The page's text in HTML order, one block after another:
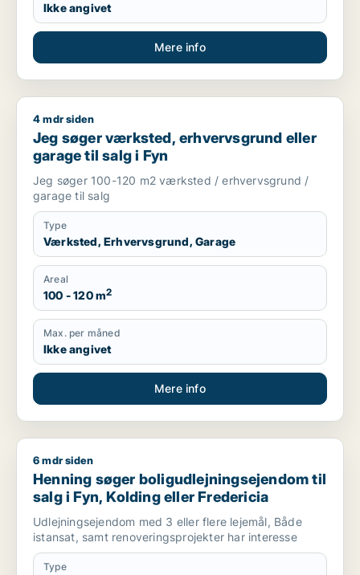
Ikke angivet
Mere info
Jeg søger værksted, erhvervsgrund eller garage til salg i
4 mdr siden
Jeg søger værksted, erhvervsgrund eller
garage til salg i Fyn
Jeg søger 100-120 m2 værksted / erhvervsgrund /
garage til salg
Type
Værksted, Erhvervsgrund, Garage
Areal
100 - 120 m2
Max. per måned
Ikke angivet
Mere info
Henning søger boligudlejningsejendom til salg i Fyn, Kolding
6 mdr siden
Henning søger boligudlejningsejendom til
salg i Fyn, Kolding eller Fredericia
Udlejningsejendom med 3 eller flere lejemål, Både
istansat, samt renoveringsprojekter har interesse
Type